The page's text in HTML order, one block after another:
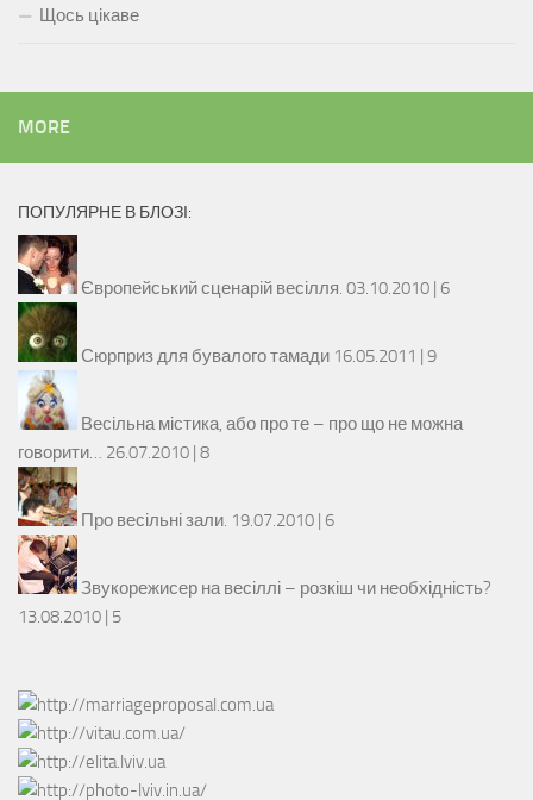
Щось цікаве
MORE
ПОПУЛЯРНЕ В БЛОЗІ:
Європейський сценарій весілля. 03.10.2010 | 6
Сюрприз для бувалого тамади 16.05.2011 | 9
Весільна містика, або про те – про що не можна
говорити… 26.07.2010 | 8
Про весільні зали. 19.07.2010 | 6
Звукорежисер на весіллі – розкіш чи необхідність?
13.08.2010 | 5